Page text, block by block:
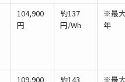
104,900
円
約137
円/Wh
※最
年
109,900
約143
※最